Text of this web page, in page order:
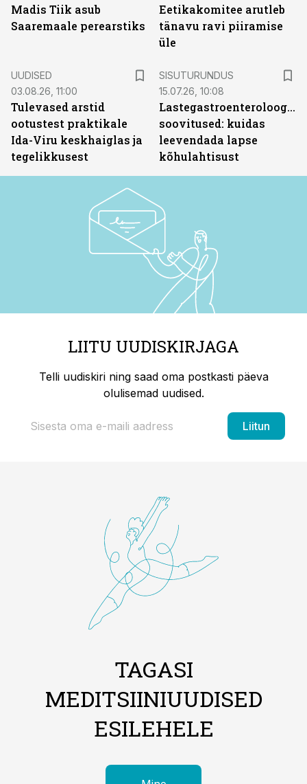
Madis Tiik asub
Saaremaale perearstiks
Eetikakomitee arutleb
tänavu ravi piiramise
üle
UUDISED
03.08.26, 11:00
Tulevased arstid
ootustest praktikale
Ida-Viru keskhaiglas ja
tegelikkusest
SISUTURUNDUS
15.07.26, 10:08
Lastegastroenteroloogide
soovitused: kuidas
leevendada lapse
kõhulahtisust
LIITU UUDISKIRJAGA
Telli uudiskiri ning saad oma postkasti päeva
olulisemad uudised.
Liitun
TAGASI
MEDITSIINIUUDISED
ESILEHELE